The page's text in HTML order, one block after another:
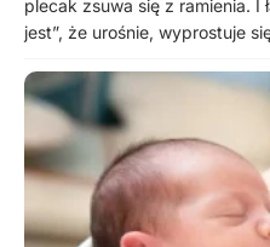
plecak zsuwa się z ramienia. I
jest”, że urośnie, wyprostuje